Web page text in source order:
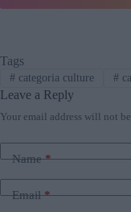
Tags
#categoria culture #
Leave a Reply
Your email address will not
Name*
Email*